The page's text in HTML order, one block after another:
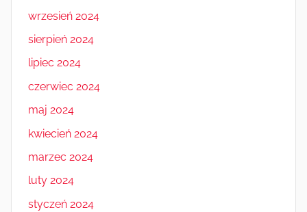
wrzesień 2024
sierpień 2024
lipiec 2024
czerwiec 2024
maj 2024
kwiecień 2024
marzec 2024
luty 2024
styczeń 2024